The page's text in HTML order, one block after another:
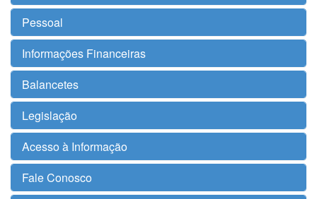
Pessoal
Informações Financeiras
Balancetes
Legislação
Acesso à Informação
Fale Conosco